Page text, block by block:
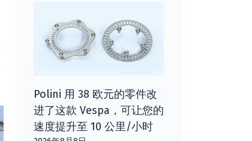
Polini 用 38 欧元的零件改
进了这款 Vespa，可让您的
速度提升至 10 公里/小时